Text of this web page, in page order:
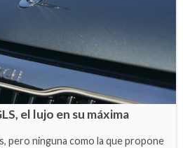
el lujo en su máxima
pero ninguna como la que propone